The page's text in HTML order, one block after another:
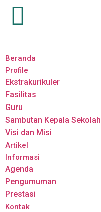
Beranda
Profile
Ekstrakurikuler
Fasilitas
Guru
Sambutan Kepala Sekolah
Visi dan Misi
Artikel
Informasi
Agenda
Pengumuman
Prestasi
Kontak